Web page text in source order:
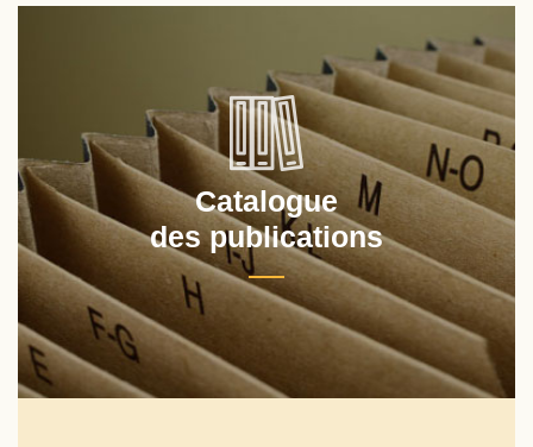
Catalogue
des publications